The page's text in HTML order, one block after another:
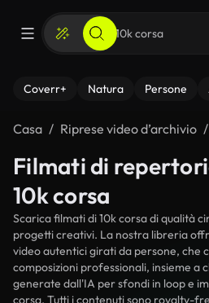
Coverr+ Natura Persone
Casa Riprese video d’archivio
Filmati di
10k corsa
Scarica filmati di 10k corsa di qualità
progetti creativi. La nostra libreria
video autentici girati da persone, che
composizioni professionali, insieme a
generate dall'IA per sfondi in loop e
corsa. Tutti i contenuti sono royalty-